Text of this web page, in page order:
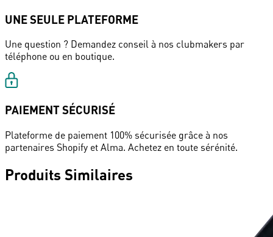
UNE SEULE PLATEFORME
Une question ? Demandez conseil à nos clubmakers par
téléphone ou en boutique.
PAIEMENT SÉCURISÉ
Plateforme de paiement 100% sécurisée grâce à nos
partenaires Shopify et Alma. Achetez en toute sérénité.
Produits Similaires